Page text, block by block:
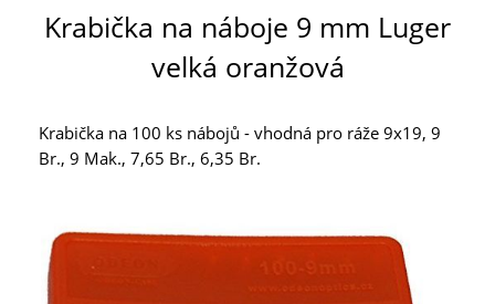
Krabička na náboje 9 mm Luger
velká oranžová
Krabička na 100 ks nábojů - vhodná pro ráže 9x19, 9
Br., 9 Mak., 7,65 Br., 6,35 Br.